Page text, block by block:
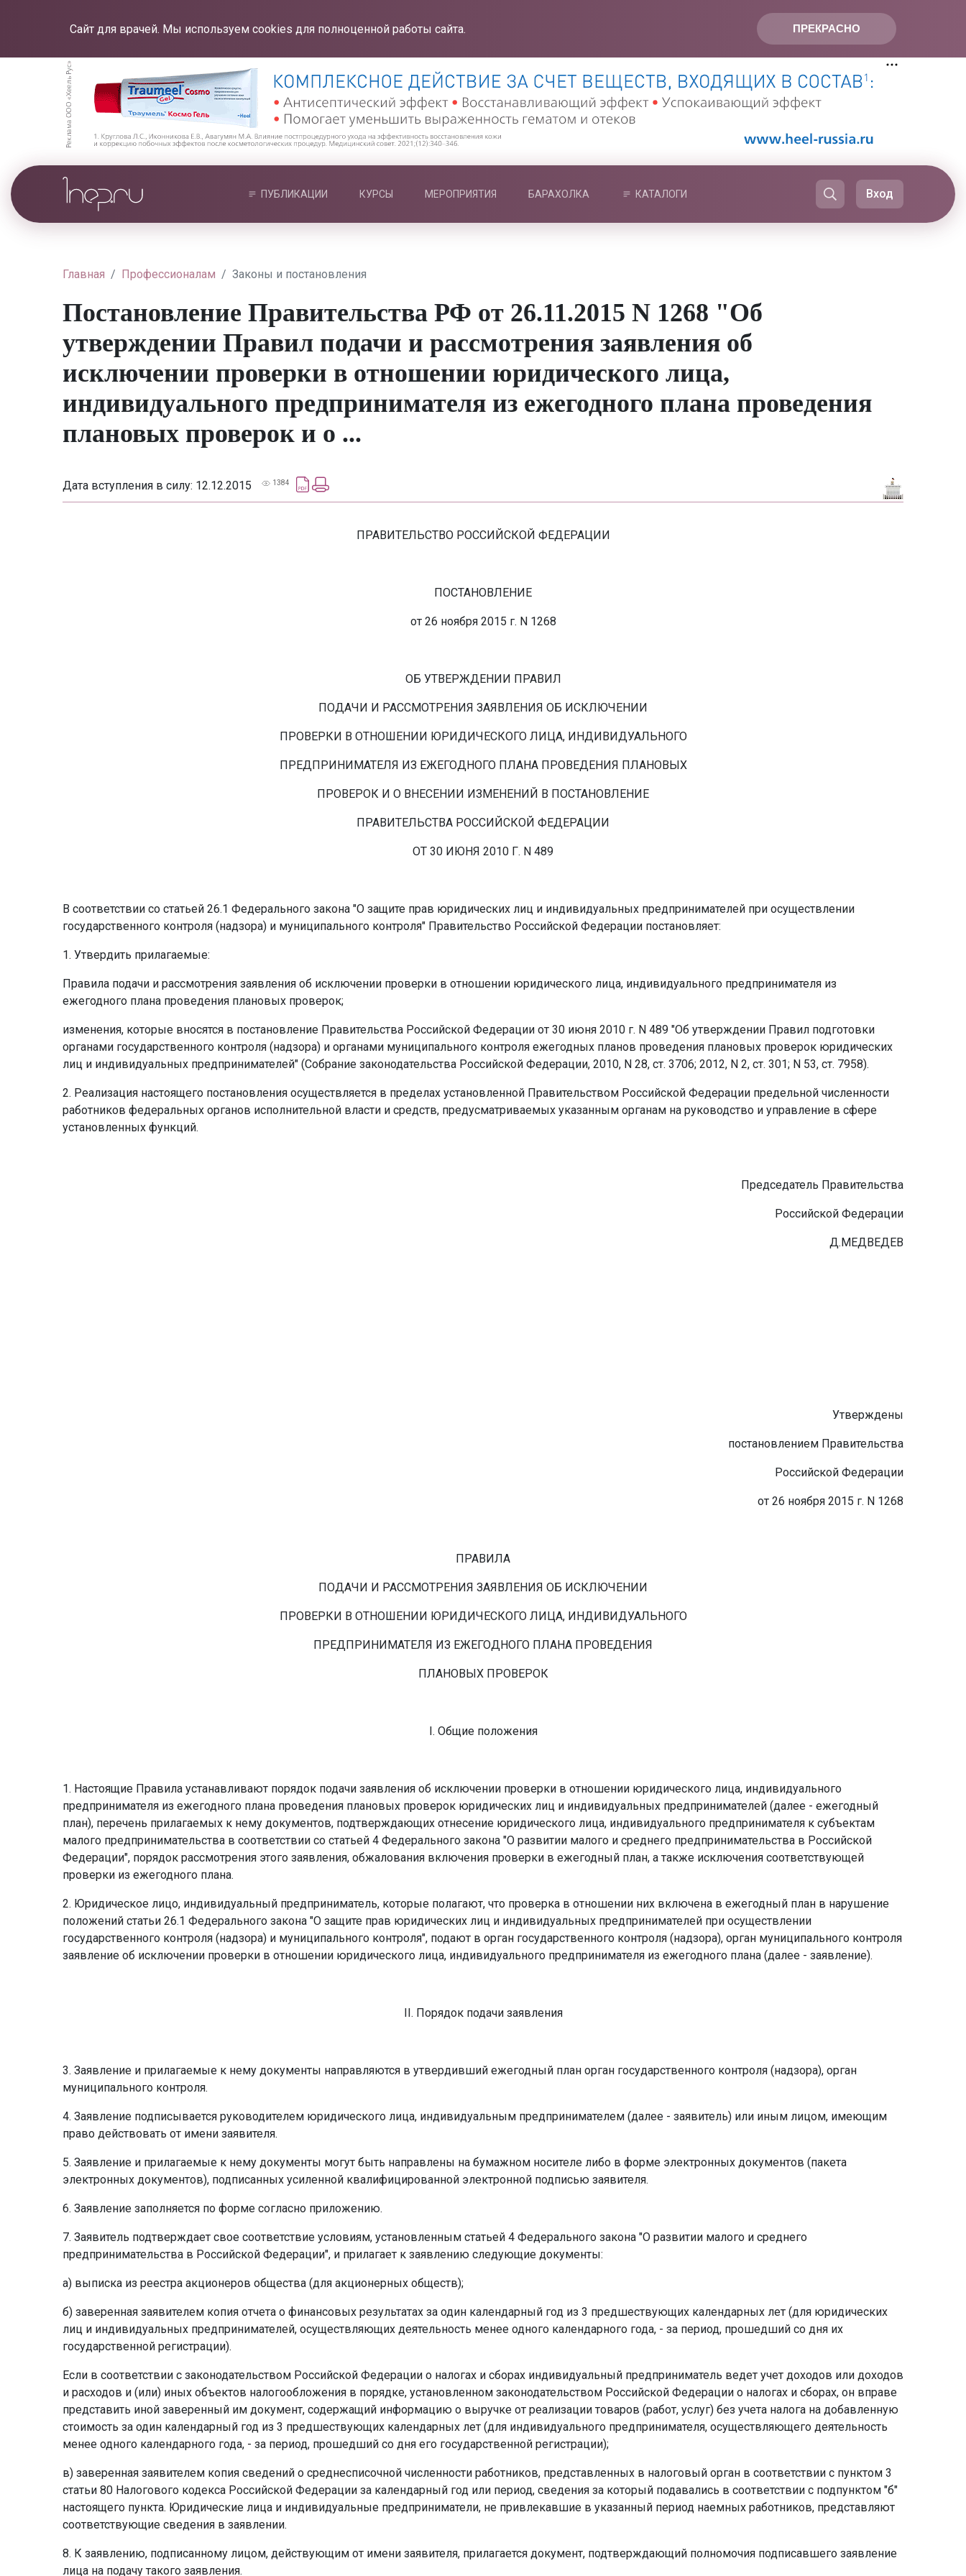
ПРЕКРАСНО
Сайт для врачей. Мы используем cookies для полноценной работы сайта.
ПУБЛИКАЦИИ КУРСЫ МЕРОПРИЯТИЯ БАРАХОЛКА КАТАЛОГИ Вход
Главная Профессионалам Законы и постановления
Постановление Правительства РФ от 26.11.2015 N 1268 "Об
утверждении Правил подачи и рассмотрения заявления об
исключении проверки в отношении юридического лица,
индивидуального предпринимателя из ежегодного плана проведения
плановых проверок и о ...
Дата вступления в силу: 12.12.2015 1384
ПРАВИТЕЛЬСТВО РОССИЙСКОЙ ФЕДЕРАЦИИ
ПОСТАНОВЛЕНИЕ
от 26 ноября 2015 г. N 1268
ОБ УТВЕРЖДЕНИИ ПРАВИЛ
ПОДАЧИ И РАССМОТРЕНИЯ ЗАЯВЛЕНИЯ ОБ ИСКЛЮЧЕНИИ
ПРОВЕРКИ В ОТНОШЕНИИ ЮРИДИЧЕСКОГО ЛИЦА, ИНДИВИДУАЛЬНОГО
ПРЕДПРИНИМАТЕЛЯ ИЗ ЕЖЕГОДНОГО ПЛАНА ПРОВЕДЕНИЯ ПЛАНОВЫХ
ПРОВЕРОК И О ВНЕСЕНИИ ИЗМЕНЕНИЙ В ПОСТАНОВЛЕНИЕ
ПРАВИТЕЛЬСТВА РОССИЙСКОЙ ФЕДЕРАЦИИ
ОТ 30 ИЮНЯ 2010 Г. N 489
В соответствии со статьей 26.1 Федерального закона "О защите прав юридических лиц и индивидуальных предпринимателей при осуществлении
государственного контроля (надзора) и муниципального контроля" Правительство Российской Федерации постановляет:
1. Утвердить прилагаемые:
Правила подачи и рассмотрения заявления об исключении проверки в отношении юридического лица, индивидуального предпринимателя из
ежегодного плана проведения плановых проверок;
изменения, которые вносятся в постановление Правительства Российской Федерации от 30 июня 2010 г. N 489 "Об утверждении Правил подготовки
органами государственного контроля (надзора) и органами муниципального контроля ежегодных планов проведения плановых проверок юридических
лиц и индивидуальных предпринимателей" (Собрание законодательства Российской Федерации, 2010, N 28, ст. 3706; 2012, N 2, ст. 301; N 53, ст. 7958).
2. Реализация настоящего постановления осуществляется в пределах установленной Правительством Российской Федерации предельной численности
работников федеральных органов исполнительной власти и средств, предусматриваемых указанным органам на руководство и управление в сфере
установленных функций.
Председатель Правительства
Российской Федерации
Д.МЕДВЕДЕВ
Утверждены
постановлением Правительства
Российской Федерации
от 26 ноября 2015 г. N 1268
ПРАВИЛА
ПОДАЧИ И РАССМОТРЕНИЯ ЗАЯВЛЕНИЯ ОБ ИСКЛЮЧЕНИИ
ПРОВЕРКИ В ОТНОШЕНИИ ЮРИДИЧЕСКОГО ЛИЦА, ИНДИВИДУАЛЬНОГО
ПРЕДПРИНИМАТЕЛЯ ИЗ ЕЖЕГОДНОГО ПЛАНА ПРОВЕДЕНИЯ
ПЛАНОВЫХ ПРОВЕРОК
I. Общие положения
1. Настоящие Правила устанавливают порядок подачи заявления об исключении проверки в отношении юридического лица, индивидуального
предпринимателя из ежегодного плана проведения плановых проверок юридических лиц и индивидуальных предпринимателей (далее - ежегодный
план), перечень прилагаемых к нему документов, подтверждающих отнесение юридического лица, индивидуального предпринимателя к субъектам
малого предпринимательства в соответствии со статьей 4 Федерального закона "О развитии малого и среднего предпринимательства в Российской
Федерации", порядок рассмотрения этого заявления, обжалования включения проверки в ежегодный план, а также исключения соответствующей
проверки из ежегодного плана.
2. Юридическое лицо, индивидуальный предприниматель, которые полагают, что проверка в отношении них включена в ежегодный план в нарушение
положений статьи 26.1 Федерального закона "О защите прав юридических лиц и индивидуальных предпринимателей при осуществлении
государственного контроля (надзора) и муниципального контроля", подают в орган государственного контроля (надзора), орган муниципального контроля
заявление об исключении проверки в отношении юридического лица, индивидуального предпринимателя из ежегодного плана (далее - заявление).
II. Порядок подачи заявления
3. Заявление и прилагаемые к нему документы направляются в утвердивший ежегодный план орган государственного контроля (надзора), орган
муниципального контроля.
4. Заявление подписывается руководителем юридического лица, индивидуальным предпринимателем (далее - заявитель) или иным лицом, имеющим
право действовать от имени заявителя.
5. Заявление и прилагаемые к нему документы могут быть направлены на бумажном носителе либо в форме электронных документов (пакета
электронных документов), подписанных усиленной квалифицированной электронной подписью заявителя.
6. Заявление заполняется по форме согласно приложению.
7. Заявитель подтверждает свое соответствие условиям, установленным статьей 4 Федерального закона "О развитии малого и среднего
предпринимательства в Российской Федерации", и прилагает к заявлению следующие документы:
а) выписка из реестра акционеров общества (для акционерных обществ);
б) заверенная заявителем копия отчета о финансовых результатах за один календарный год из 3 предшествующих календарных лет (для юридических
лиц и индивидуальных предпринимателей, осуществляющих деятельность менее одного календарного года, - за период, прошедший со дня их
государственной регистрации).
Если в соответствии с законодательством Российской Федерации о налогах и сборах индивидуальный предприниматель ведет учет доходов или доходов
и расходов и (или) иных объектов налогообложения в порядке, установленном законодательством Российской Федерации о налогах и сборах, он вправе
представить иной заверенный им документ, содержащий информацию о выручке от реализации товаров (работ, услуг) без учета налога на добавленную
стоимость за один календарный год из 3 предшествующих календарных лет (для индивидуального предпринимателя, осуществляющего деятельность
менее одного календарного года, - за период, прошедший со дня его государственной регистрации);
в) заверенная заявителем копия сведений о среднесписочной численности работников, представленных в налоговый орган в соответствии с пунктом 3
статьи 80 Налогового кодекса Российской Федерации за календарный год или период, сведения за который подавались в соответствии с подпунктом "б"
настоящего пункта. Юридические лица и индивидуальные предприниматели, не привлекавшие в указанный период наемных работников, представляют
соответствующие сведения в заявлении.
8. К заявлению, подписанному лицом, действующим от имени заявителя, прилагается документ, подтверждающий полномочия подписавшего заявление
лица на подачу такого заявления.